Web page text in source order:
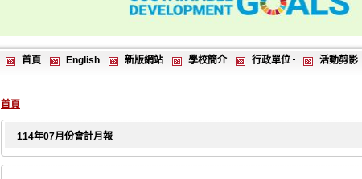
首頁 English 新版網站 學校簡介 行政單位 活動剪影
首頁
114年07月份會計月報